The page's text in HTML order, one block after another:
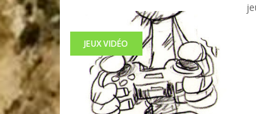
JEUX VIDÉO